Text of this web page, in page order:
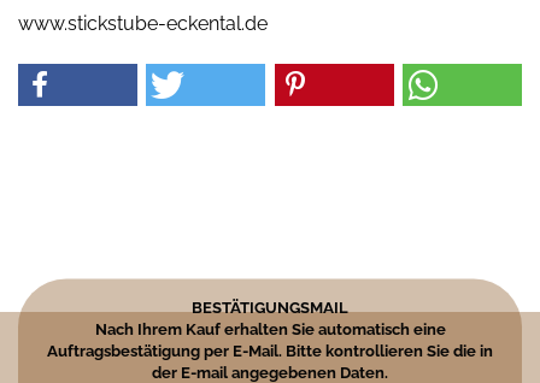
www.stickstube-eckental.de
BESTÄTIGUNGSMAIL
Nach Ihrem Kauf erhalten Sie automatisch eine
Auftragsbestätigung per E-Mail. Bitte kontrollieren Sie die in
der E-mail angegebenen Daten.